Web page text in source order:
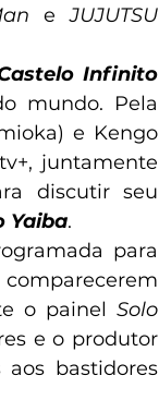
e JUJUTSU
mundo. Pela
e Kengo
juntamente
discutir seu
Yaiba.
para
comparecerem
o painel Solo
e o produtor
bastidores